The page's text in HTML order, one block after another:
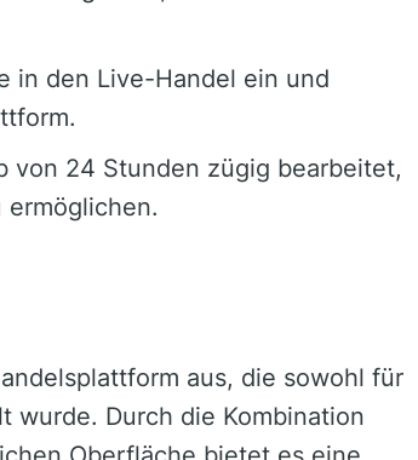
in den Live-Handel ein und
von 24 Stunden zügig bearbeitet,
ermöglichen.
aus, die sowohl für
wurde. Durch die Kombination